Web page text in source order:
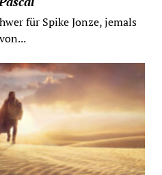
für Spike Jonze, jemals